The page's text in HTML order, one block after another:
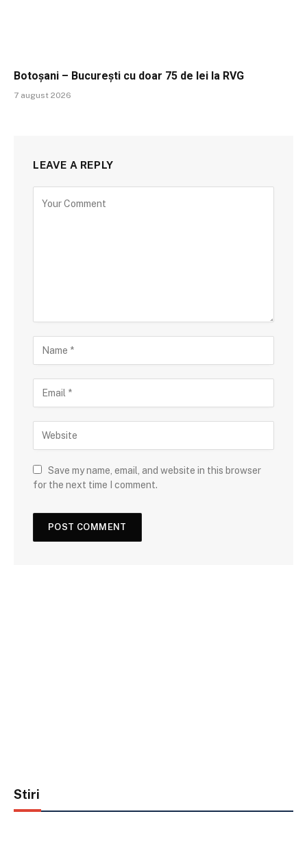
Botoșani – București cu doar 75 de lei la RVG
7 august 2026
LEAVE A REPLY
Save my name, email, and website in this browser
for the next time I comment.
Stiri